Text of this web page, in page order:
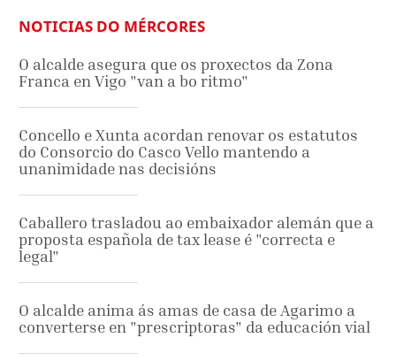
NOTICIAS DO MÉRCORES
O alcalde asegura que os proxectos da Zona
Franca en Vigo "van a bo ritmo"
Concello e Xunta acordan renovar os estatutos
do Consorcio do Casco Vello mantendo a
unanimidade nas decisións
Caballero trasladou ao embaixador alemán que a
proposta española de tax lease é "correcta e
legal"
O alcalde anima ás amas de casa de Agarimo a
converterse en "prescriptoras" da educación vial